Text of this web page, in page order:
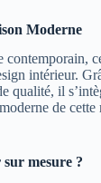
Moderne
contemporain,
intérieur.
qualité, il
de cette
sur mesure ?